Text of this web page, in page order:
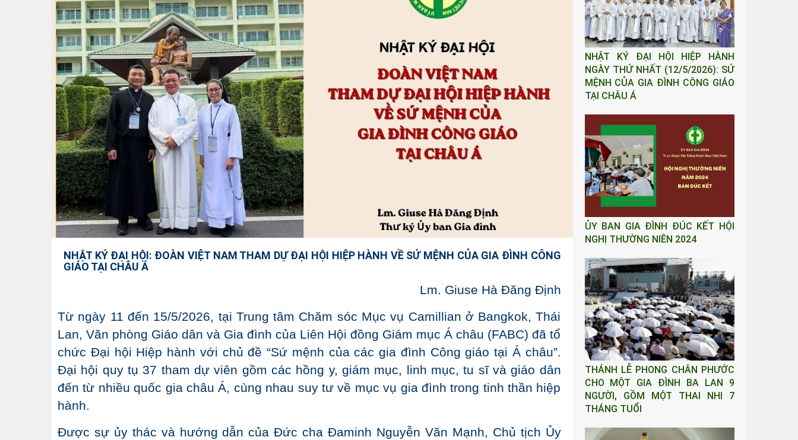
NHẬT KÝ ĐẠI HỘI: ĐOÀN VIỆT NAM THAM DỰ ĐẠI HỘI HIỆP HÀNH VỀ SỨ MỆNH CỦA GIA ĐÌNH CÔNG
GIÁO TẠI CHÂU Á
Lm. Giuse Hà Đăng Định
Từ ngày 11 đến 15/5/2026, tại Trung tâm Chăm sóc Mục vụ Camillian ở Bangkok, Thái
Lan, Văn phòng Giáo dân và Gia đình của Liên Hội đồng Giám mục Á châu (FABC) đã tổ
chức Đại hội Hiệp hành với chủ đề “Sứ mệnh của các gia đình Công giáo tại Á châu”.
Đại hội quy tụ 37 tham dự viên gồm các hồng y, giám mục, linh mục, tu sĩ và giáo dân
đến từ nhiều quốc gia châu Á, cùng nhau suy tư về mục vụ gia đình trong tinh thần hiệp
hành.
Được sự ủy thác và hướng dẫn của Đức cha Đaminh Nguyễn Văn Mạnh, Chủ tịch Ủy
NHẬT KÝ ĐẠI HỘI HIỆP HÀNH
NGÀY THỨ NHẤT (12/5/2026): SỨ
MỆNH CỦA GIA ĐÌNH CÔNG GIÁO
TẠI CHÂU Á
ỦY BAN GIA ĐÌNH ĐÚC KẾT HỘI
NGHỊ THƯỜNG NIÊN 2024
THÁNH LỄ PHONG CHÂN PHƯỚC
CHO MỘT GIA ĐÌNH BA LAN 9
NGƯỜI, GỒM MỘT THAI NHI 7
THÁNG TUỔI